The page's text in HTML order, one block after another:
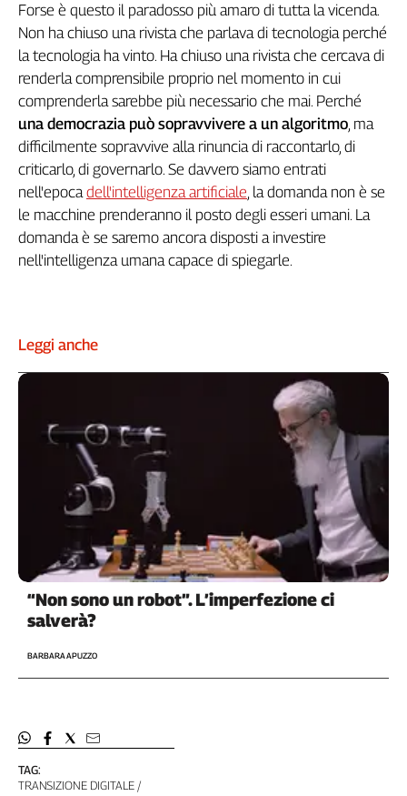
Lombardia
Marche
Piemonte
Puglia
Sardegna
Sicilia
Toscana
Trentino
Umbria
Valle
D'Aosta
Veneto
2014
redazione
Newsletter
TAG:
TRANSIZIONE DIGITALE
Forse è questo il paradosso più amaro di tutta la vicenda.
Non ha chiuso una rivista che parlava di tecnologia perché
la tecnologia ha vinto. Ha chiuso una rivista che cercava di
renderla comprensibile proprio nel momento in cui
comprenderla sarebbe più necessario che mai. Perché
una democrazia può sopravvivere a un algoritmo, ma
difficilmente sopravvive alla rinuncia di raccontarlo, di
criticarlo, di governarlo. Se davvero siamo entrati
nell'epocadell'intelligenza artificiale, la domanda non è se
le macchine prenderanno il posto degli esseri umani. La
domanda è se saremo ancora disposti a investire
nell'intelligenza umana capace di spiegarle.
Leggi anche
“Non sono un robot”. L’imperfezione ci
salverà?
BARBARA APUZZO